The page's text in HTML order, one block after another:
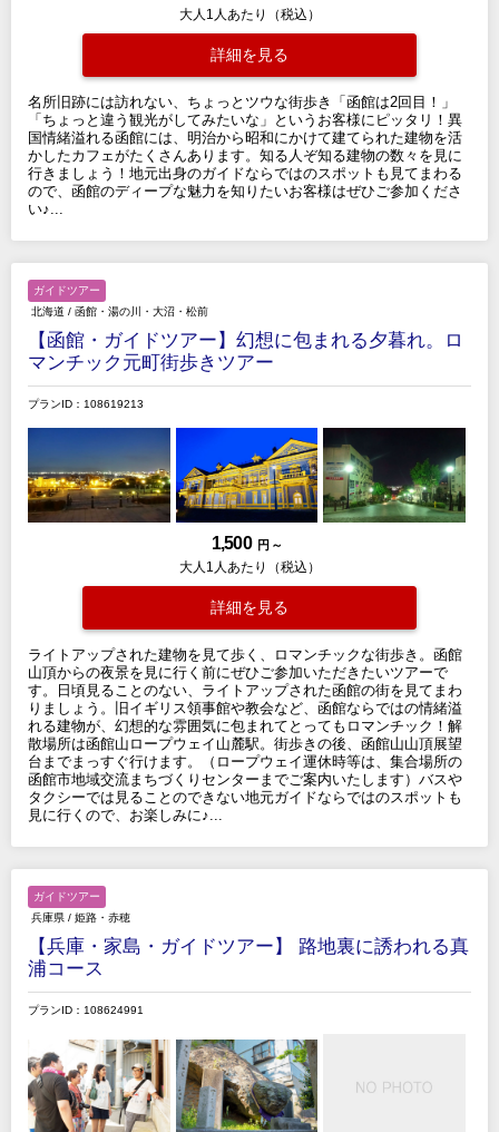
大人1人あたり（税込）
詳細を見る
名所旧跡には訪れない、ちょっとツウな街歩き「函館は2回目！」
「ちょっと違う観光がしてみたいな」というお客様にピッタリ！異
国情緒溢れる函館には、明治から昭和にかけて建てられた建物を活
かしたカフェがたくさんあります。知る人ぞ知る建物の数々を見に
行きましょう！地元出身のガイドならではのスポットも見てまわる
ので、函館のディープな魅力を知りたいお客様はぜひご参加くださ
い♪...
ガイドツアー
北海道 / 函館・湯の川・大沼・松前
【函館・ガイドツアー】幻想に包まれる夕暮れ。ロ
マンチック元町街歩きツアー
プランID：108619213
1,500 円 ～
大人1人あたり（税込）
詳細を見る
ライトアップされた建物を見て歩く、ロマンチックな街歩き。函館
山頂からの夜景を見に行く前にぜひご参加いただきたいツアーで
す。日頃見ることのない、ライトアップされた函館の街を見てまわ
りましょう。旧イギリス領事館や教会など、函館ならではの情緒溢
れる建物が、幻想的な雰囲気に包まれてとってもロマンチック！解
散場所は函館山ロープウェイ山麓駅。街歩きの後、函館山山頂展望
台までまっすぐ行けます。（ロープウェイ運休時等は、集合場所の
函館市地域交流まちづくりセンターまでご案内いたします）バスや
タクシーでは見ることのできない地元ガイドならではのスポットも
見に行くので、お楽しみに♪...
ガイドツアー
兵庫県 / 姫路・赤穂
【兵庫・家島・ガイドツアー】 路地裏に誘われる真
浦コース
プランID：108624991